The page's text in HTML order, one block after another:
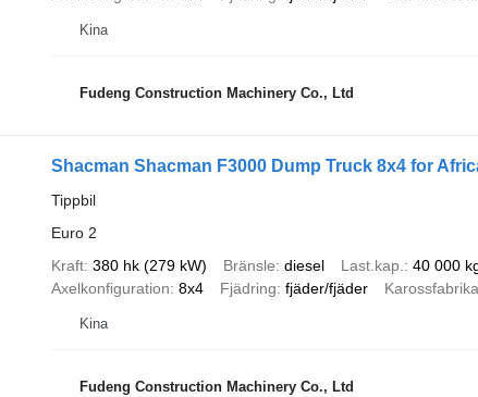
Kina
Fudeng Construction Machinery Co., Ltd
Shacman Shacman F3000 Dump Truck 8x4 for
Tippbil
Euro 2
Kraft 380 hk (279 kW) Bränsle diesel Last.kap. 40 000
Axelkonfiguration 8x4 Fjädring fjäder/fjäder
Kina
Fudeng Construction Machinery Co., Ltd